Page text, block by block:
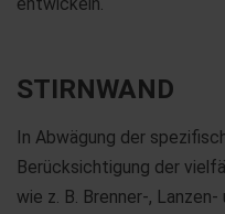
STIRNWAND
In Abwägung der
Berücksichtigung der
wie z. B. Brenner-,